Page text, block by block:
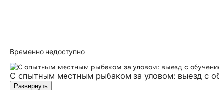
Временно недоступно
С опытным местным рыбаком за уловом: выезд с
Развернуть